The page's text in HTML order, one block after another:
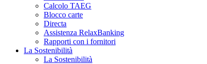
Calcolo TAEG
Blocco carte
Directa
Assistenza RelaxBanking
Rapporti con i fornitori
La Sostenibilità
La Sostenibilità